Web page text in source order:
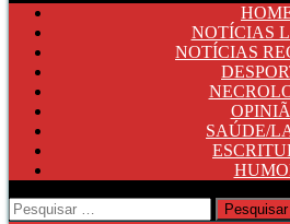
NOTÍCIAS
NOTÍCIAS
SAÚDE/
Pesquisar